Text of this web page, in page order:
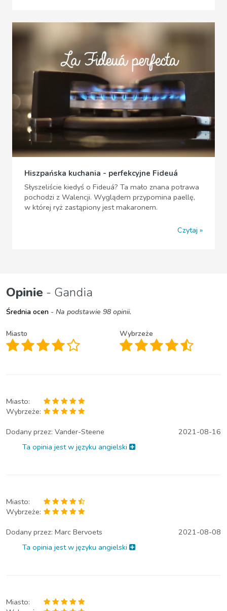
Hiszpańska kuchania - perfekcyjne Fideuá
Słyszeliście kiedyś o Fideuá? Ta mało znana potrawa
pochodzi z Walencji. Wyglądem przypomina paellę,
w której ryż zastąpiony jest makaronem.
Czytaj
Opinie - Gandia
Średnia ocen - Na podstawie 98 opinii.
Miasto Wybrzeże
Miasto:
Wybrzeże:
Dodany przez: Vander-Steene
2021-08-16
Ta opinia jest w języku angielski
Miasto:
Wybrzeże:
Dodany przez: Marc Bervoets
2021-08-08
Ta opinia jest w języku angielski
Miasto: